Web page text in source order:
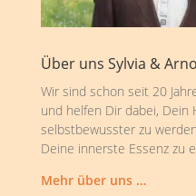
Über uns Sylvia & Arno
Wir sind schon seit 20
und helfen Dir dabei, Dein
selbstbewusster zu
Deine innerste Essenz zu
Mehr über uns …